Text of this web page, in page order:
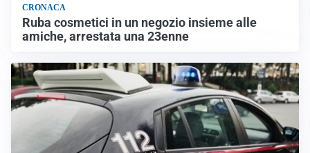
CRONACA
Ruba cosmetici in un negozio insieme alle
amiche, arrestata una 23enne